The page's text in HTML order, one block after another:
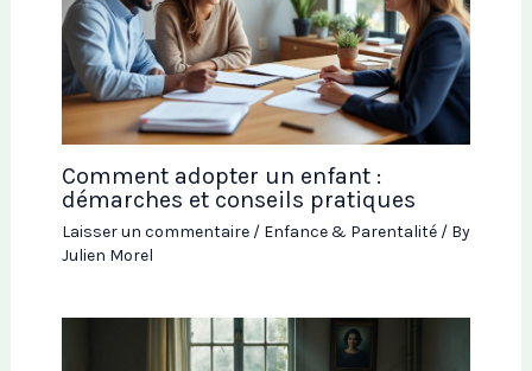
Comment adopter un enfant :
démarches et conseils pratiques
Laisser un commentaire / Enfance & Parentalité/ By
Julien Morel